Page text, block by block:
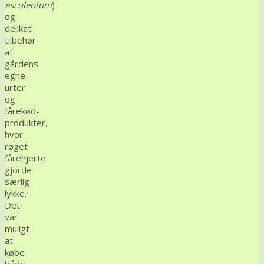
sparring
esculentum)
og
delikat
tilbehør
af
gårdens
egne
urter
og
fårekød-
produkter,
hvor
røget
fårehjerte
gjorde
særlig
lykke.
Det
var
muligt
at
købe